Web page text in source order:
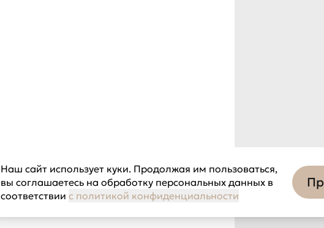
Наш сайт использует куки. Продолжая им пользоваться,
вы соглашаетесь на обработку персональных данных в
соответствии с политикой конфиденциальности